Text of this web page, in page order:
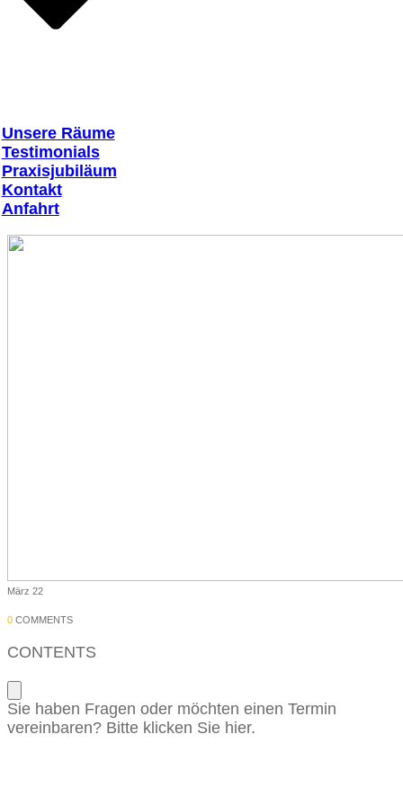
Unsere Räume
Testimonials
Praxisjubiläum
Kontakt
Anfahrt
März 22
0 COMMENTS
CONTENTS
Sie haben Fragen oder möchten einen Termin
vereinbaren? Bitte klicken Sie hier.